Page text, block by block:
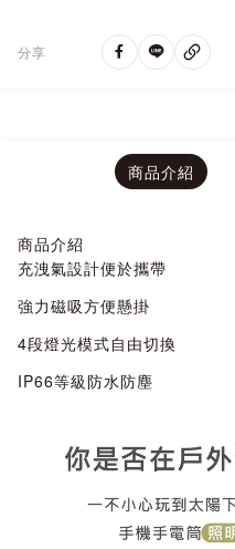
分享
商品介紹
商品介紹
充洩氣設計便於攜帶
強力磁吸方便懸掛
4段燈光模式自由切換
IP66等級防水防塵